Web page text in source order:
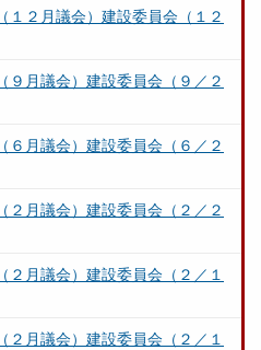
１２月議会）建設委員会（１２
９月議会）建設委員会（９／２
６月議会）建設委員会（６／２
２月議会）建設委員会（２／２
２月議会）建設委員会（２／１
２月議会）建設委員会（２／１